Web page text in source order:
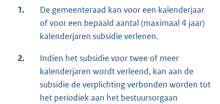
1.
De gemeenteraad kan voor een kalenderjaar
of voor een bepaald aantal (maximaal 4 jaar)
kalenderjaren subsidie verlenen.
2.
Indien het subsidie voor twee of meer
kalenderjaren wordt verleend, kan aan de
subsidie de verplichting verbonden worden tot
het periodiek aan het bestuursorgaan